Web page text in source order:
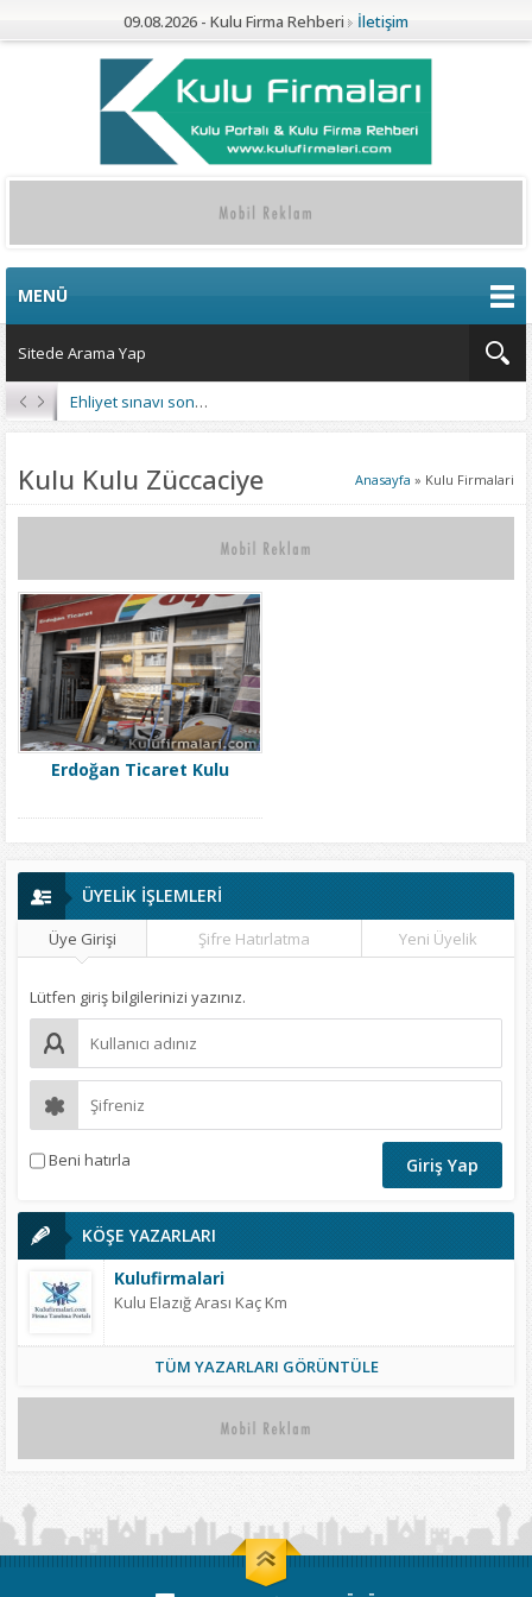
09.08.2026 - Kulu Firma Rehberi İletişim
MENÜ
Ehliyet sınavı sonuçları açıklandı
Anasayfa » Kulu Firmalari
Kulu Kulu Züccaciye
Erdoğan Ticaret Kulu
ÜYELİK İŞLEMLERİ
Üye Girişi Şifre Hatırlatma Yeni Üyelik
Lütfen giriş bilgilerinizi yazınız.
Beni hatırla
KÖŞE YAZARLARI
Kulufirmalari
Kulu Elazığ Arası Kaç Km
TÜM YAZARLARI GÖRÜNTÜLE